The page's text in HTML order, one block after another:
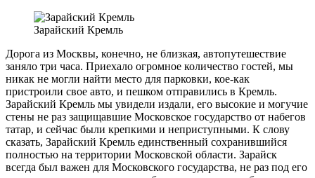
Зарайский Кремль
Дорога из Москвы, конечно, не близкая, автопутешествие
заняло три часа. Приехало огромное количество гостей, мы
никак не могли найти место для парковки, кое-как
пристроили свое авто, и пешком отправились в Кремль.
Зарайский Кремль мы увидели издали, его высокие и могучие
стены не раз защищавшие Московское государство от набегов
татар, и сейчас были крепкими и неприступными. К слову
сказать, Зарайский Кремль единственный сохранившийся
полностью на территории Московской области. Зарайск
всегда был важен для Московского государства, не раз под его